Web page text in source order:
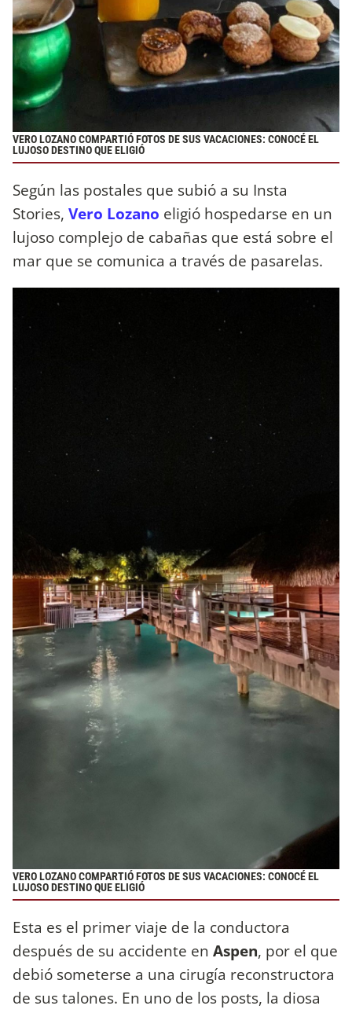
VERO LOZANO COMPARTIÓ FOTOS DE SUS VACACIONES: CONOCÉ EL
LUJOSO DESTINO QUE ELIGIÓ
Según las postales que subió a su Insta
Stories, Vero Lozano eligió hospedarse en un
lujoso complejo de cabañas que está sobre el
mar que se comunica a través de pasarelas.
VERO LOZANO COMPARTIÓ FOTOS DE SUS VACACIONES: CONOCÉ EL
LUJOSO DESTINO QUE ELIGIÓ
Esta es el primer viaje de la conductora
después de su accidente en Aspen, por el que
debió someterse a una cirugía reconstructora
de sus talones. En uno de los posts, la diosa